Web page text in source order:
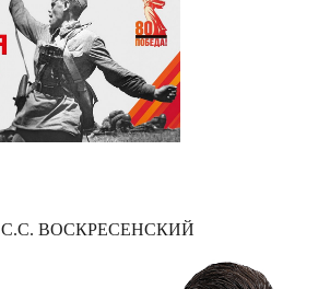
С.С. ВОСКРЕСЕНСКИЙ